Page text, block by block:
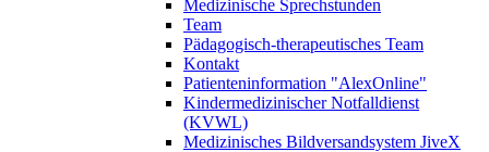
Medizinische Sprechstunden
Team
Pädagogisch-therapeutisches Team
Kontakt
Patienteninformation "AlexOnline"
Kindermedizinischer Notfalldienst
(KVWL)
Medizinisches Bildversandsystem JiveX